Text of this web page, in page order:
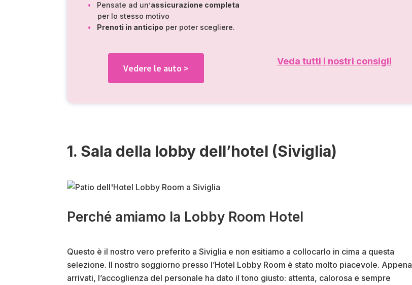
Pensate ad un’assicurazione completa
per lo stesso motivo
Prenoti in anticipo per poter scegliere.
Vedere le auto >
Veda tutti i nostri consigli
1. Sala della lobby dell’hotel (Siviglia)
Perché amiamo la Lobby Room Hotel
Questo è il nostro vero preferito a Siviglia e non esitiamo a collocarlo in cima a questa
selezione. Il nostro soggiorno presso l’Hotel Lobby Room è stato molto piacevole. Appena
arrivati, l’accoglienza del personale ha dato il tono giusto: attenta, calorosa e sempre